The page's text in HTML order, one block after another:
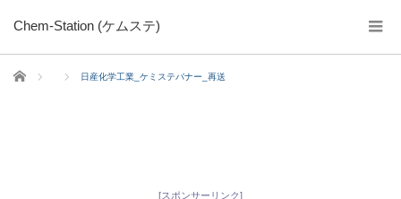
Chem-Station (ケムステ)
ホーム 日産化学工業_ケミステバナー_再送
[スポンサーリンク]